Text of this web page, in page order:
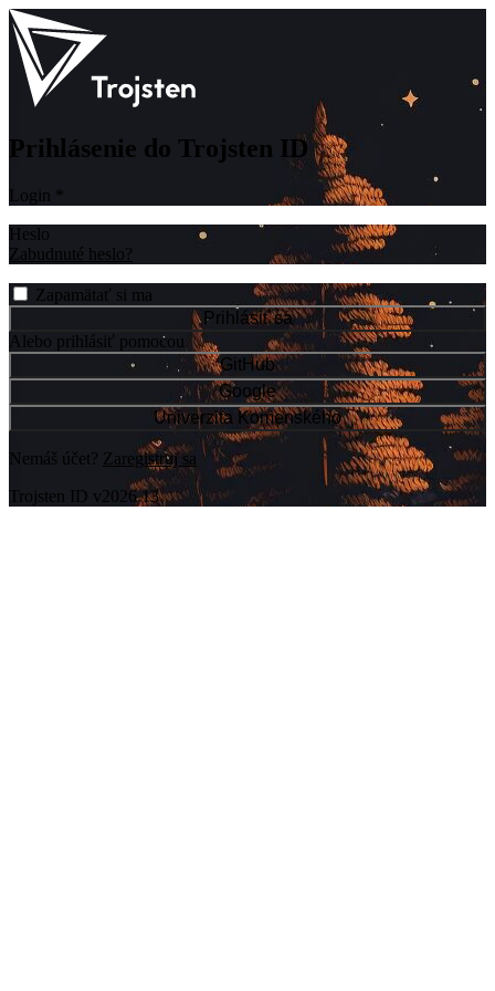
Prihlásenie do Trojsten ID
Login
Heslo
Zabudnuté heslo?
Zapamätať si ma
Prihlásiť sa
Alebo prihlásiť pomocou
GitHub
Google
Univerzita Komenského
Nemáš účet? Zaregistruj sa
Trojsten ID v2026.13